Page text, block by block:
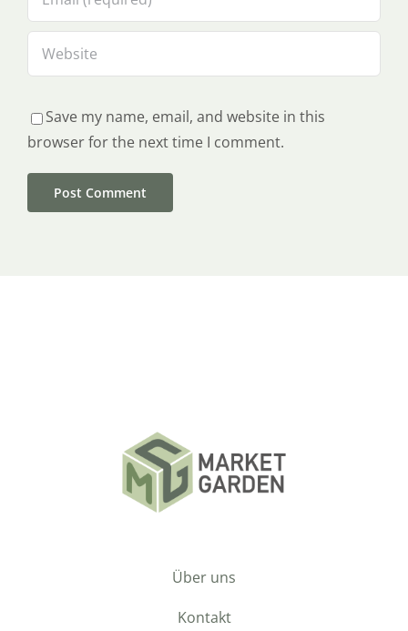
Save my name, email, and website in this
browser for the next time I comment.
Über uns
Kontakt